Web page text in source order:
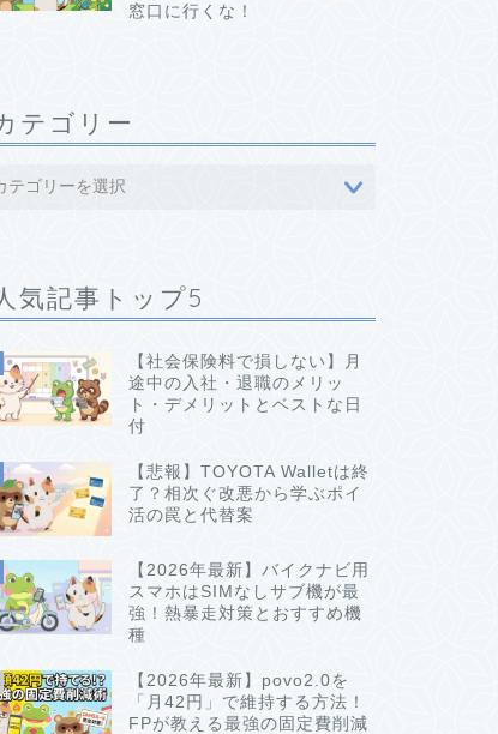
窓口に行くな！
テゴリー
気記事トップ5
【社会保険料で損しない】月
途中の入社・退職のメリッ
ト・デメリットとベストな日
付
【悲報】TOYOTA Walletは終
了？相次ぐ改悪から学ぶポイ
活の罠と代替案
【2026年最新】バイクナビ用
スマホはSIMなしサブ機が最
強！熱暴走対策とおすすめ機
種
【2026年最新】povo2.0を
「月42円」で維持する方法！
FPが教える最強の固定費削減